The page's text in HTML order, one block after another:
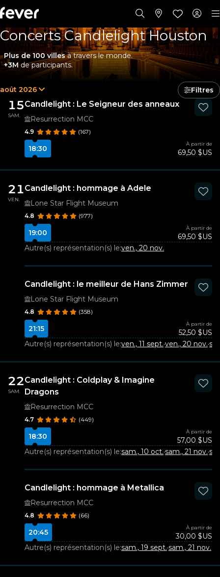
Concerts Candlelight Houston
Plus de 100 villesà travers le monde.
+3Mde participants.
août 2026 Filtres
15
SAM.
Candlelight : Le Seigneur des anneaux
Resurrection MCC
4.9 (167)
18:30
À partir de
69,50 $US
21
VEN.
Candlelight : hommage à Adele
Lone Star Flight Museum
4.8 (977)
19:00
À partir de
69,50 $US
Autre(s) représentation(s) le:ven., 20 nov.
Candlelight : le meilleur de Hans Zimmer
Lone Star Flight Museum
4.8 (358)
21:15
À partir de
52,50 $US
Autre(s) représentation(s) le:ven., 11 sept.·ven., 20 nov.·
22
SAM.
Candlelight : Coldplay & Imagine
Dragons
Resurrection MCC
4.7 (449)
18:30
À partir de
57,00 $US
Autre(s) représentation(s) le:sam., 10 oct.·sam., 21 nov.·
Candlelight : hommage à Metallica
Resurrection MCC
4.8 (66)
20:45
À partir de
30,00 $US
Autre(s) représentation(s) le:sam., 19 sept.·sam., 21 nov.